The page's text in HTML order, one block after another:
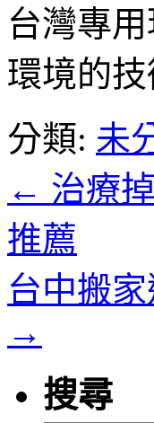
台灣專
環境的
分類: 未
← 治療
推薦
台中搬
→
搜尋